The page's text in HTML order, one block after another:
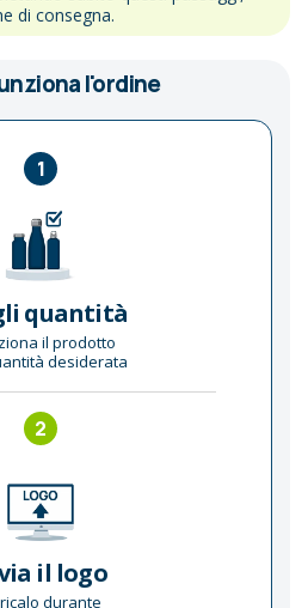
di consegna.
l'ordine
1
quantità
il prodotto
desiderata
2
il logo
durante